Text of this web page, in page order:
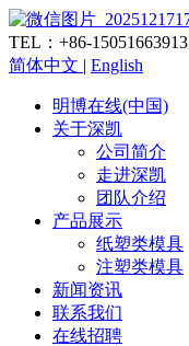
TEL：+86-15051663913
简体中文 | English
明博在线(中国)
关于深凯
公司简介
走进深凯
团队介绍
产品展示
纸塑类模具
注塑类模具
新闻资讯
联系我们
在线招聘